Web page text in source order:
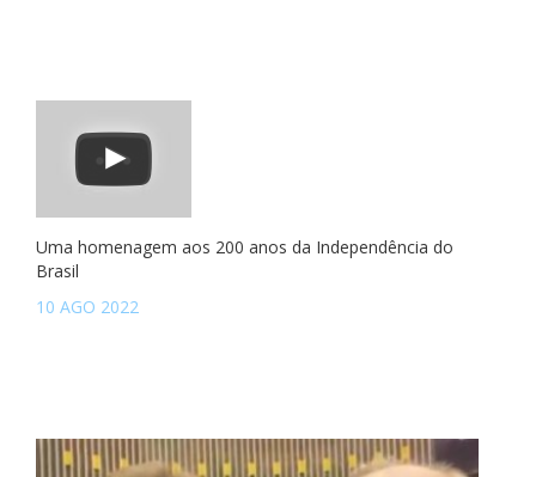
Uma homenagem aos 200 anos da Independência do
Brasil
10 AGO 2022